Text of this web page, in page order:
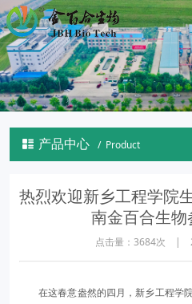
热烈欢迎新乡工程学院
南金百合生物
点击量：3684次 |
在这春意盎然的四月，新乡工程学
 产品中心 / Product